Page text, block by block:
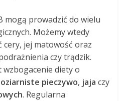
mogą prowadzić do wielu
Możemy wtedy
cery, jej matowość oraz
czy trądzik.
diety o
pieczywo, jaja czy
. Regularna